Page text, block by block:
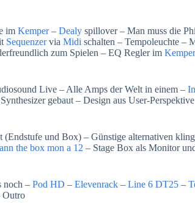
im Kemper– Dealy spillover – Man muss die
Sequenzervia Midi schalten – Tempoleuchte –
zum Spielen – EQ Regler im Kemper
Live – Alle Amps der Welt in einem –
gebaut – Design aus User-Perspektive
(Endstufe und Box) – Günstige alternativen
the box mon a 12 – Stage Box als Monitor
noch – Pod HD – Elevenrack – Line 6 DT25 –
Outro